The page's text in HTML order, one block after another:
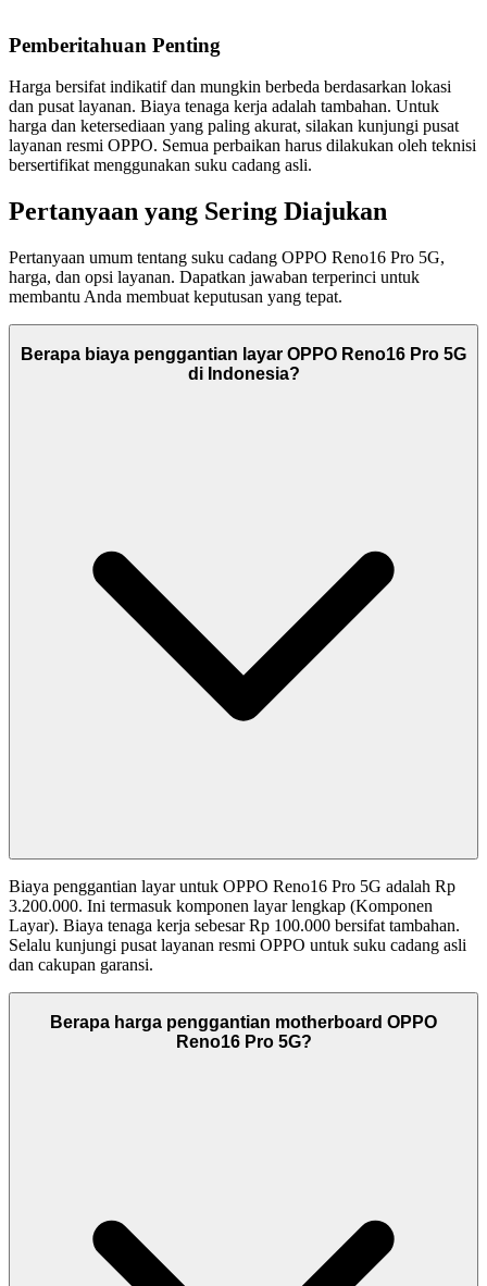
Pemberitahuan Penting
Harga bersifat indikatif dan mungkin berbeda berdasarkan lokasi
dan pusat layanan. Biaya tenaga kerja adalah tambahan. Untuk
harga dan ketersediaan yang paling akurat, silakan kunjungi pusat
layanan resmi OPPO. Semua perbaikan harus dilakukan oleh teknisi
bersertifikat menggunakan suku cadang asli.
Pertanyaan yang Sering Diajukan
Pertanyaan umum tentang suku cadang OPPO Reno16 Pro 5G,
harga, dan opsi layanan. Dapatkan jawaban terperinci untuk
membantu Anda membuat keputusan yang tepat.
Berapa biaya penggantian layar OPPO Reno16 Pro 5G
di Indonesia?
Biaya penggantian layar untuk OPPO Reno16 Pro 5G adalah Rp
3.200.000. Ini termasuk komponen layar lengkap (Komponen
Layar). Biaya tenaga kerja sebesar Rp 100.000 bersifat tambahan.
Selalu kunjungi pusat layanan resmi OPPO untuk suku cadang asli
dan cakupan garansi.
Berapa harga penggantian motherboard OPPO
Reno16 Pro 5G?